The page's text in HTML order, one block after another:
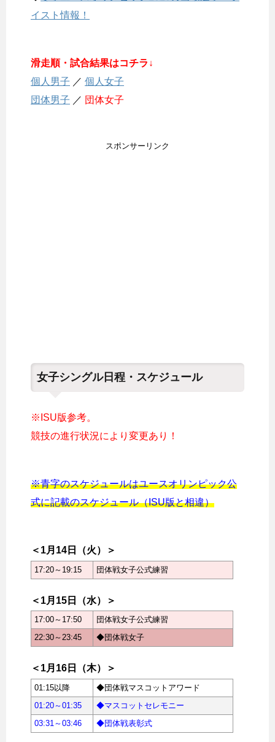
イスト情報！
滑走順・試合結果はコチラ↓
個人男子 ／ 個人女子
団体男子 ／ 団体女子
スポンサーリンク
女子シングル日程・スケジュール
※ISU版参考。
競技の進行状況により変更あり！
※青字のスケジュールはユースオリンピック公
式に記載のスケジュール（ISU版と相違）
＜1月14日（火）＞
17:20～19:15 団体戦女子公式練習
＜1月15日（水）＞
17:00～17:50
団体戦女子公式練習
22:30～23:45
◆団体戦女子
＜1月16日（木）＞
01:15以降
◆団体戦マスコットアワード
01:20～01:35
◆マスコットセレモニー
03:31～03:46
◆団体戦表彰式